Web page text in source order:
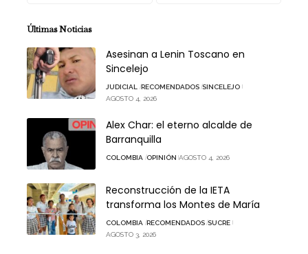
Últimas Noticias
Asesinan a Lenin Toscano en
Sincelejo
JUDICIAL RECOMENDADOS SINCELEJO
AGOSTO 4, 2026
Alex Char: el eterno alcalde de
Barranquilla
COLOMBIA OPINIÓN AGOSTO 4, 2026
Reconstrucción de la IETA
transforma los Montes de María
COLOMBIA RECOMENDADOS SUCRE
AGOSTO 3, 2026